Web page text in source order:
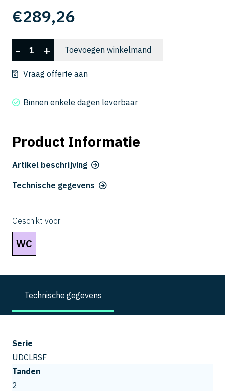
€289,26
UDCLRSF
2005-
003005
- + Toevoegen winkelmand
Vraag offerte aan
Binnen enkele dagen leverbaar
Product Informatie
Artikel beschrijving
Technische gegevens
Geschikt voor:
WC
Technische gegevens
Serie
UDCLRSF
Tanden
2